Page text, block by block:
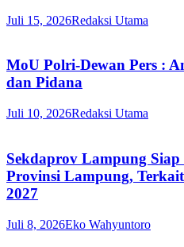
Juli 15, 2026Redaksi Utama
MoU Polri-Dewan Pers :
dan Pidana
Juli 10, 2026Redaksi Utama
Sekdaprov Lampung
Provinsi Lampung,
2027
Juli 8, 2026Eko Wahyuntoro